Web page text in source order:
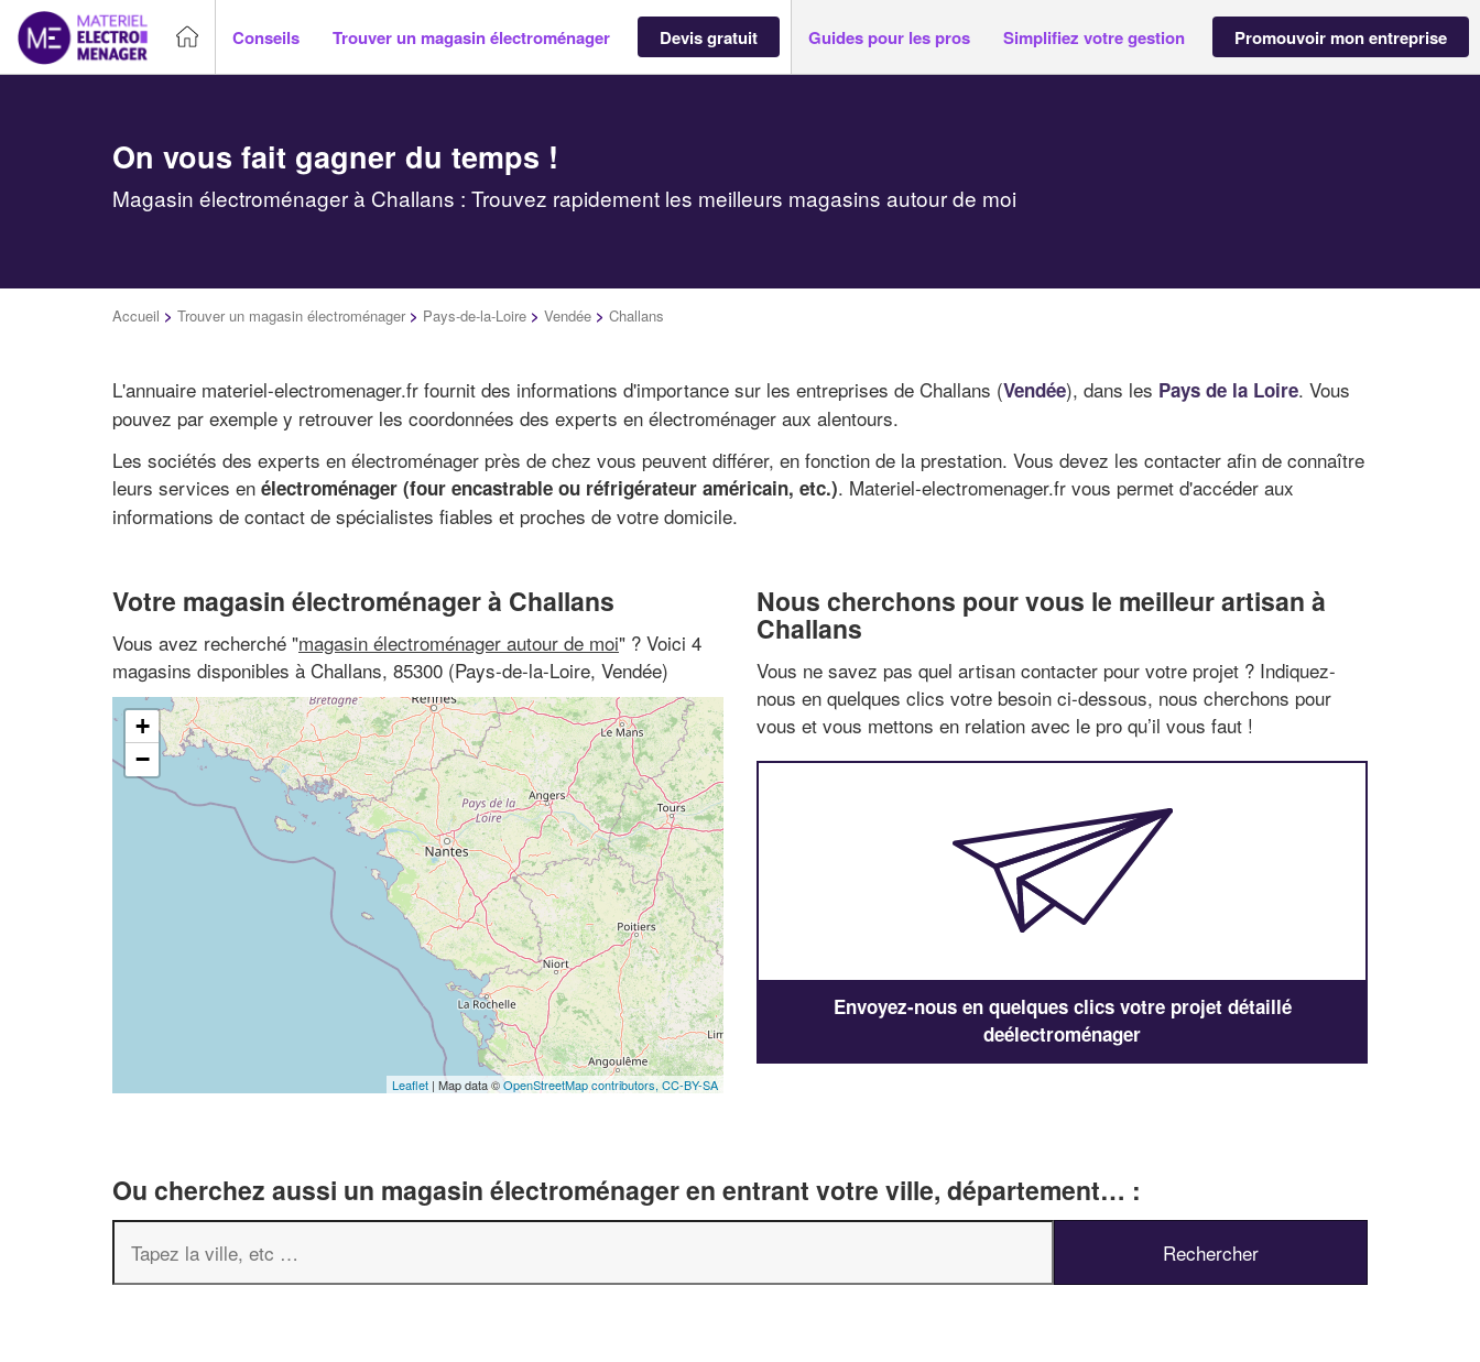
Conseils Trouver un magasin électroménager Devis gratuit Guides pour les pros Simplifiez votre gestion Promouvoir mon entreprise
On vous fait gagner du temps !
Magasin électroménager à Challans : Trouvez rapidement les meilleurs magasins autour de moi
Accueil > Trouver un magasin électroménager > Pays-de-la-Loire > Vendée > Challans
L'annuaire materiel-electromenager.fr fournit des informations d'importance sur les entreprises de Challans (Vendée), dans les Pays de la Loire. Vous
pouvez par exemple y retrouver les coordonnées des experts en électroménager aux alentours.
Les sociétés des experts en électroménager près de chez vous peuvent différer, en fonction de la prestation. Vous devez les contacter afin de connaître
leurs services en électroménager (four encastrable ou réfrigérateur américain, etc.). Materiel-electromenager.fr vous permet d'accéder aux
informations de contact de spécialistes fiables et proches de votre domicile.
Votre magasin électroménager à Challans
Vous avez recherché "magasin électroménager autour de moi" ? Voici 4
magasins disponibles à Challans, 85300 (Pays-de-la-Loire, Vendée)
+
−
Leaflet | Map data ©OpenStreetMap contributors, CC-BY-SA
Nous cherchons pour vous le meilleur artisan à
Challans
Vous ne savez pas quel artisan contacter pour votre projet ? Indiquez-
nous en quelques clics votre besoin ci-dessous, nous cherchons pour
vous et vous mettons en relation avec le pro qu’il vous faut !
Envoyez-nous en quelques clics votre projet détaillé
deélectroménager
Ou cherchez aussi un magasin électroménager en entrant votre ville, département… :